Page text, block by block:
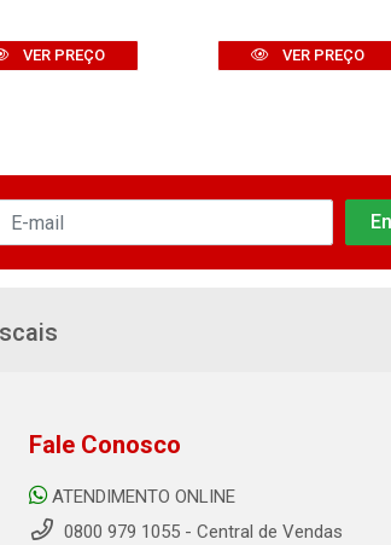
VER PREÇO VER PREÇO
Fale Conosco
ATENDIMENTO ONLINE
0800 979 1055 - Central de Vendas